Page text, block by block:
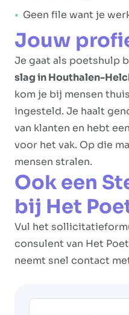
Geen file want je
Jouw
Je gaat als poetshulp
slag in Houthalen-
kom je bij mensen
ingesteld. Je haalt
van klanten en hebt
voor het vak. Op die
mensen stralen.
Ook een
bij Het
Vul het
consulent van Het
neemt snel contact